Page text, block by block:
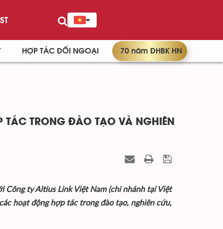
HỢP TÁC ĐỐI NGOẠI 70 năm ĐHBK HN
TÁC TRONG ĐÀO TẠO VÀ NGHIÊN
ty Altius Link Việt Nam (chi nhánh tại Việt
hoạt động hợp tác trong đào tạo, nghiên cứu,